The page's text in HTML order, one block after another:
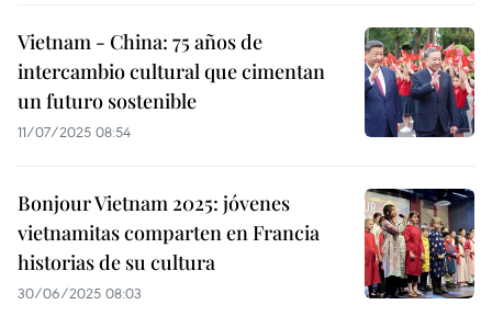
Vietnam - China: 75 años de
intercambio cultural que cimentan
un futuro sostenible
11/07/2025 08:54
Bonjour Vietnam 2025: jóvenes
vietnamitas comparten en Francia
historias de su cultura
30/06/2025 08:03